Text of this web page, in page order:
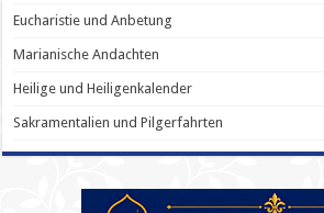
Eucharistie und Anbetung
Marianische Andachten
Heilige und Heiligenkalender
Sakramentalien und Pilgerfahrten